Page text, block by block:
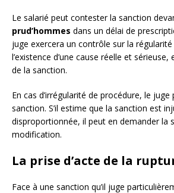
Le salarié peut contester la sanction
prud’hommes dans un délai de
juge exercera un contrôle sur la
l’existence d’une cause réelle et
de la sanction.
En cas d’irrégularité de procédure, le juge
sanction. S’il estime que la sanction est
disproportionnée, il peut en demander la
modification.
La prise d’acte de la
Face à une sanction qu’il juge